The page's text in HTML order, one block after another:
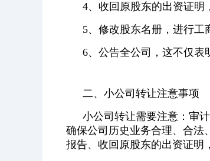
4、收回原股东的出资证明
5、修改股东名册，进行工
6、公告全公司，这不仅表
二、小公司转让注意事项
小公司转让需要注意：审
确保公司历史业务合理、合法
报告、收回原股东的出资证明